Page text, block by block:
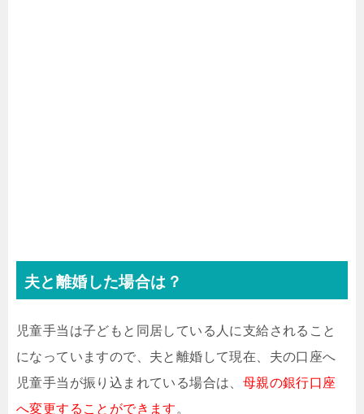
夫と離婚した場合は？
児童手当は子どもと同居している人に支給されること
になっていますので、夫と離婚して現在、夫の口座へ
児童手当が振り込まれている場合は、 母親の銀行口座
へ変更することができます 。